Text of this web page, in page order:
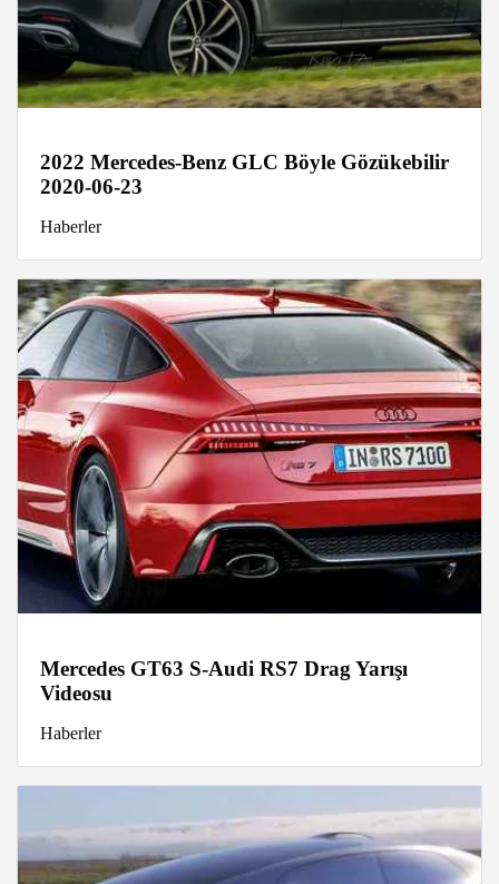
2022 Mercedes-Benz GLC Böyle Gözükebilir
2020-06-23
Haberler
Mercedes GT63 S-Audi RS7 Drag Yarışı
Videosu
Haberler